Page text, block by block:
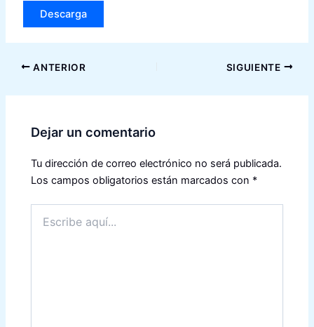
Descarga
Navegación
entradas
ANTERIOR SIGUIENTE
Dejar un comentario
Tu dirección de correo electrónico no será publicada.
Los campos obligatorios están marcados con *
aquí...